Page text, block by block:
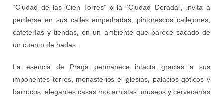
“Ciudad de las Cien Torres” o la “Ciudad Dorada”, invita a
perderse en sus calles empedradas, pintorescos callejones,
cafeterías y tiendas, en un ambiente que parece sacado de
un cuento de hadas.
La esencia de Praga permanece intacta gracias a sus
imponentes torres, monasterios e iglesias, palacios góticos y
barrocos, elegantes casas modernistas, museos y cervecerías